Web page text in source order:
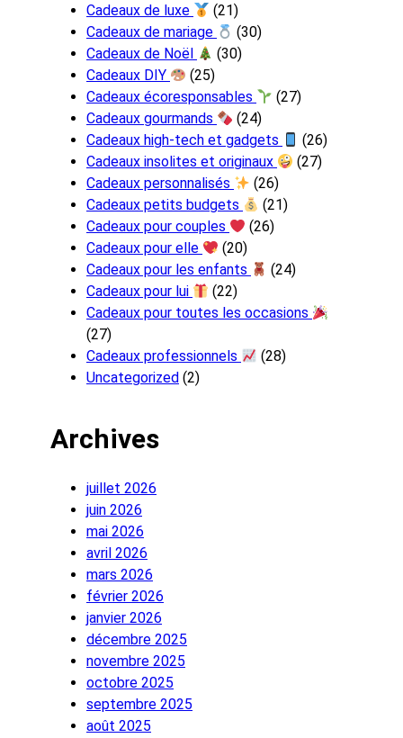
Cadeaux de luxe
(21)
Cadeaux de mariage
(30)
Cadeaux de Noël
(30)
Cadeaux DIY
(25)
Cadeaux écoresponsables
(27)
Cadeaux gourmands
(24)
Cadeaux high-tech et gadgets
(26)
Cadeaux insolites et originaux
(27)
Cadeaux personnalisés
(26)
Cadeaux petits budgets
(21)
Cadeaux pour couples
(26)
Cadeaux pour elle
(20)
Cadeaux pour les enfants
(24)
Cadeaux pour lui
(22)
Cadeaux pour toutes les occasions
(27)
Cadeaux professionnels
(28)
Uncategorized (2)
Archives
juillet 2026
juin 2026
mai 2026
avril 2026
mars 2026
février 2026
janvier 2026
décembre 2025
novembre 2025
octobre 2025
septembre 2025
août 2025